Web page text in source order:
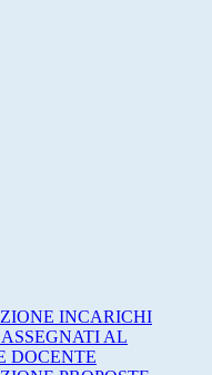
INCARICHI
AL
DOCENTE